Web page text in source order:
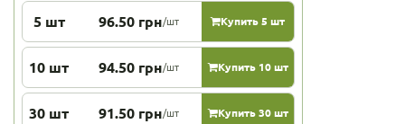
5 шт 96.50 грн/шт Купить 5 шт
10 шт 94.50 грн/шт Купить 10 шт
30 шт 91.50 грн/шт Купить 30 шт